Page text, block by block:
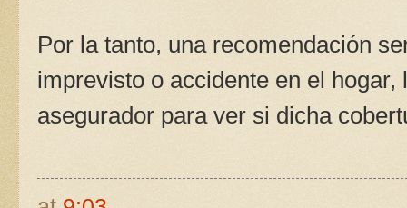
Por la tanto, una recomendación
imprevisto o accidente en el
asegurador para ver si dicha